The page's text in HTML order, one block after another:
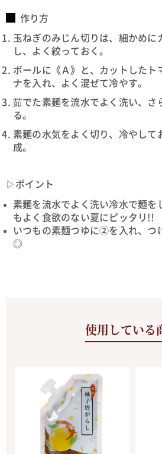
作り方
玉ねぎのみじん切りは、細かめに
し、よく絞っておく。
ボールに《Ａ》と、カットしたト
ナを入れ、よく混ぜて冷やす。
茹でた素麺を流水でよく洗い、さ
る。
素麺の水気をよく切り、冷やし
成。
▷ポイント
素麺を流水でよく洗い冷水で麺を
もよく食欲のない夏にピッタリ!!
いつもの素麺つゆに②を入れ、つ
◎
使用している